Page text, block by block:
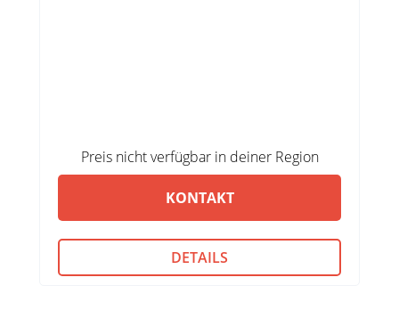
Preis nicht verfügbar in deiner Region
KONTAKT
DETAILS